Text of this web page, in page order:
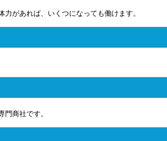
があれば、いくつになっても働けます。
商社です。